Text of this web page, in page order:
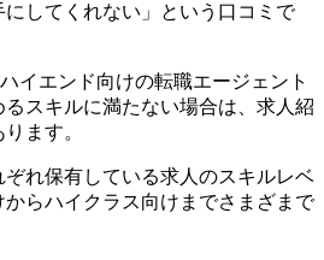
にしてくれない」という口コミで
イエンド向けの転職エージェント
るスキルに満たない場合は、求人紹
ります。
れ保有している求人のスキルレベ
らハイクラス向けまでさまざまで